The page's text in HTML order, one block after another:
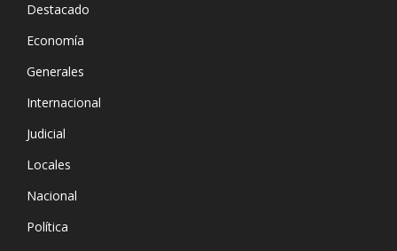
Destacado
Economía
Generales
Internacional
Judicial
Locales
Nacional
Política